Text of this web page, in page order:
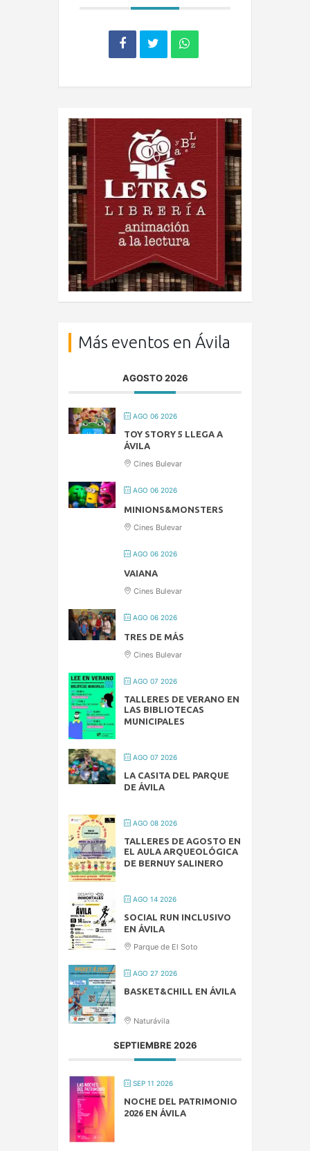
Más eventos en Ávila
AGOSTO 2026
AGO 06 2026
TOY STORY 5 LLEGA A
ÁVILA
Cines Bulevar
AGO 06 2026
MINIONS&MONSTERS
Cines Bulevar
AGO 06 2026
VAIANA
Cines Bulevar
AGO 06 2026
TRES DE MÁS
Cines Bulevar
AGO 07 2026
TALLERES DE VERANO EN
LAS BIBLIOTECAS
MUNICIPALES
AGO 07 2026
LA CASITA DEL PARQUE
DE ÁVILA
AGO 08 2026
TALLERES DE AGOSTO EN
EL AULA ARQUEOLÓGICA
DE BERNUY SALINERO
AGO 14 2026
SOCIAL RUN INCLUSIVO
EN ÁVILA
Parque de El Soto
AGO 27 2026
BASKET&CHILL EN ÁVILA
Naturávila
SEPTIEMBRE 2026
SEP 11 2026
NOCHE DEL PATRIMONIO
2026 EN ÁVILA